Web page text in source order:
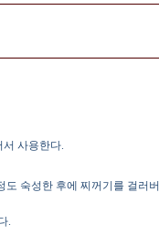
사용한다.
숙성한 후에 찌꺼기를 걸러버
.